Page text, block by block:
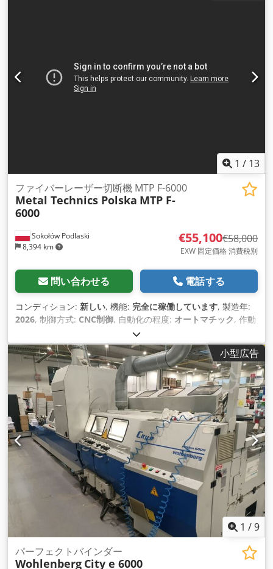
1 / 13
Sokołów Podlaski
8,394 km
ファイバーレーザー切断機 MTP F-6000
Metal Technics Polska MTP F-
6000
€55,100€58,000
EXW 固定価格 消費税別
問い合わせる 電話する
コンディション: 新しい, 機能: 完全に稼働しています, 製造年:
2026, 制御方式: CNC制御, 自動化の程度: オートマチック, 作動
, コントローラーメーカー:
ル:Raytools, レーザータイプ:ファイバーレーザー, レーザー
発生器メーカー:Raycus, レーザー発振器モデル:Raycus
6000W, レーザー波長:1,064 nm, 最大板厚:25 mm, 鋼板厚さ
（最大）:25 mm , ステンレス鋼板厚さ（最大）:16 mm, アル
ミシート厚（最大）:14 mm, 真鍮板厚さ（最大）:8 mm , 銅
板の最大板厚:
6 mm , テーブル長さ:3,000 mm
, テーブル幅:
1,500 mm
, 作業長さ:3,000 mm, 作業幅:1,500 mm, Ｘ軸移動
量:3,000 mm , Y軸移動距離: 1,500 mm , 入力電圧:400 V , 入力
電流の種類:三相, 冷却方式:水 , 全長:8,450 mm, 全幅:2,950
mm
, 全高:2,320 mm, 保証期間: 12 ヶ月, 装備:CEマーキング,
ドキュメント / マニュアル, 冷却ユニット, 安全光幕, 煙抽出, 集
中給脂装置, 集塵, 非常停止 ,
小型広告
1 /9
パーフェクトバインダー
Wohlenberg City e 6000